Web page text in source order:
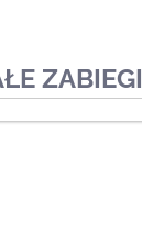
ZABIEGI